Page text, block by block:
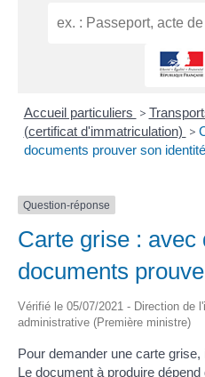
Accueil particuliers >
(certificat d'immatriculation) >
documents prouver son
Question-réponse
Carte grise : avec
documents
Vérifié le 05/07/2021 - Direction de
administrative (Première ministre)
Pour demander une carte
Le document à produire